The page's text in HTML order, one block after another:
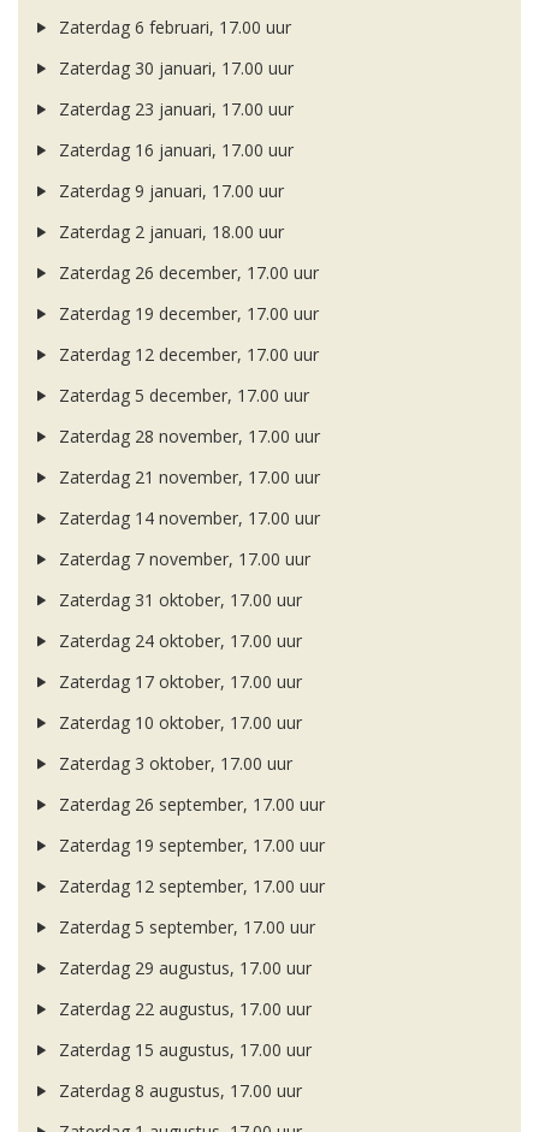
Zaterdag 6 februari, 17.00 uur
Zaterdag 30 januari, 17.00 uur
Zaterdag 23 januari, 17.00 uur
Zaterdag 16 januari, 17.00 uur
Zaterdag 9 januari, 17.00 uur
Zaterdag 2 januari, 18.00 uur
Zaterdag 26 december, 17.00 uur
Zaterdag 19 december, 17.00 uur
Zaterdag 12 december, 17.00 uur
Zaterdag 5 december, 17.00 uur
Zaterdag 28 november, 17.00 uur
Zaterdag 21 november, 17.00 uur
Zaterdag 14 november, 17.00 uur
Zaterdag 7 november, 17.00 uur
Zaterdag 31 oktober, 17.00 uur
Zaterdag 24 oktober, 17.00 uur
Zaterdag 17 oktober, 17.00 uur
Zaterdag 10 oktober, 17.00 uur
Zaterdag 3 oktober, 17.00 uur
Zaterdag 26 september, 17.00 uur
Zaterdag 19 september, 17.00 uur
Zaterdag 12 september, 17.00 uur
Zaterdag 5 september, 17.00 uur
Zaterdag 29 augustus, 17.00 uur
Zaterdag 22 augustus, 17.00 uur
Zaterdag 15 augustus, 17.00 uur
Zaterdag 8 augustus, 17.00 uur